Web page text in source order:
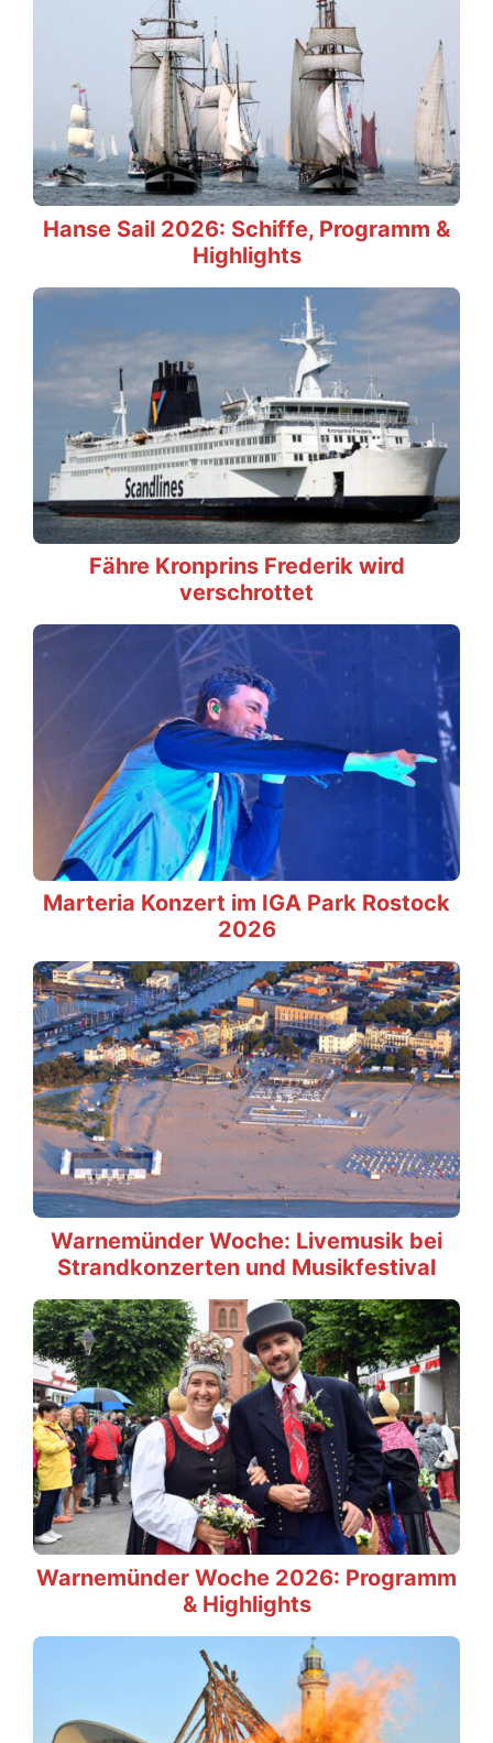
Hanse Sail 2026: Schiffe, Programm &
Highlights
Fähre Kronprins Frederik wird
verschrottet
Marteria Konzert im IGA Park Rostock
2026
Warnemünder Woche: Livemusik bei
Strandkonzerten und Musikfestival
Warnemünder Woche 2026: Programm
& Highlights